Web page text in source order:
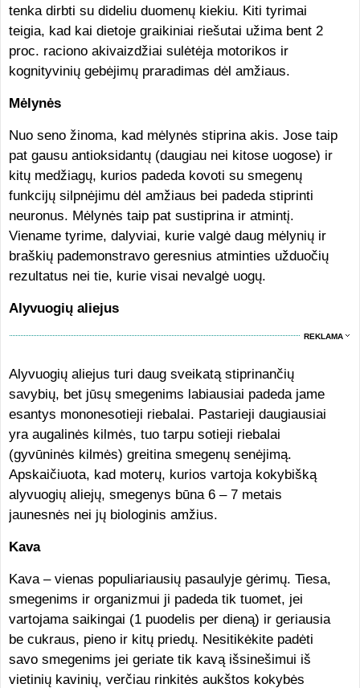
tenka dirbti su dideliu duomenų kiekiu. Kiti tyrimai
teigia, kad kai dietoje graikiniai riešutai užima bent 2
proc. raciono akivaizdžiai sulėtėja motorikos ir
kognityvinių gebėjimų praradimas dėl amžiaus.
Mėlynės
Nuo seno žinoma, kad mėlynės stiprina akis. Jose taip
pat gausu antioksidantų (daugiau nei kitose uogose) ir
kitų medžiagų, kurios padeda kovoti su smegenų
funkcijų silpnėjimu dėl amžiaus bei padeda stiprinti
neuronus. Mėlynės taip pat sustiprina ir atmintį.
Viename tyrime, dalyviai, kurie valgė daug mėlynių ir
braškių pademonstravo geresnius atminties užduočių
rezultatus nei tie, kurie visai nevalgė uogų.
Alyvuogių aliejus
REKLAMA
Alyvuogių aliejus turi daug sveikatą stiprinančių
savybių, bet jūsų smegenims labiausiai padeda jame
esantys mononesotieji riebalai. Pastarieji daugiausiai
yra augalinės kilmės, tuo tarpu sotieji riebalai
(gyvūninės kilmės) greitina smegenų senėjimą.
Apskaičiuota, kad moterų, kurios vartoja kokybišką
alyvuogių aliejų, smegenys būna 6 – 7 metais
jaunesnės nei jų biologinis amžius.
Kava
Kava – vienas populiariausių pasaulyje gėrimų. Tiesa,
smegenims ir organizmui ji padeda tik tuomet, jei
vartojama saikingai (1 puodelis per dieną) ir geriausia
be cukraus, pieno ir kitų priedų. Nesitikėkite padėti
savo smegenims jei geriate tik kavą išsinešimui iš
vietinių kavinių, verčiau rinkitės aukštos kokybės